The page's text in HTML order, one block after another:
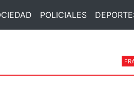
POLICIALES